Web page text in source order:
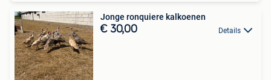
Jonge ronquiere kalkoenen
€ 30,00 Details